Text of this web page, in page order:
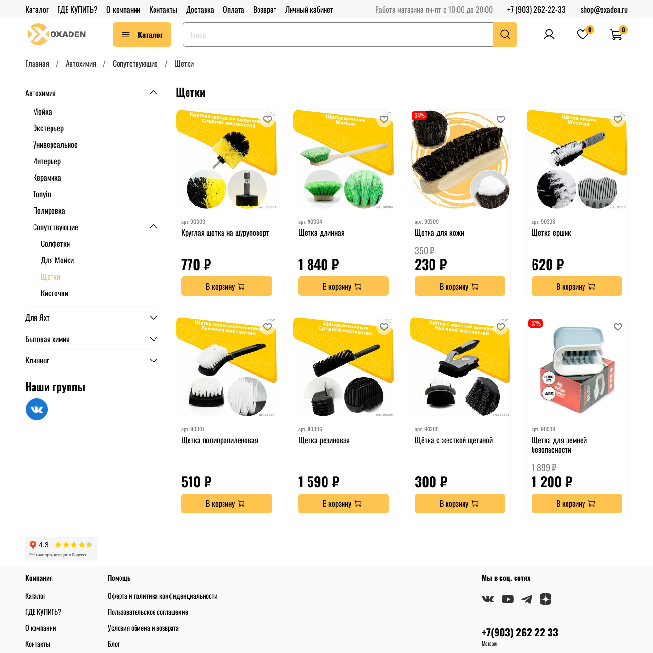
Каталог ГДЕ КУПИТЬ? О компании Контакты Доставка Оплата Возврат Личный кабинет Работа магазина пн-пт с 10:00 до 20:00 +7 (903) 262-22-33 shop@oxaden.ru
Каталог 0 0
Главная Автохимия Сопутствующие Щетки
Щетки
арт.90303
Круглая щетка на шуруповерт
770 ₽
В корзину
арт.90304
Щетка длинная
1 840 ₽
В корзину
-34%
арт.90309
Щетка для кожи
350 ₽
230 ₽
В корзину
арт.90308
Щетка ершик
620 ₽
В корзину
арт.90307
Щетка полипропиленовая
510 ₽
В корзину
арт.90306
Щетка резиновая
1 590 ₽
В корзину
арт.90305
Щётка с жесткой щетиной
300 ₽
В корзину
-37%
арт.90508
Щетка для ремней
безопасности
1 899 ₽
1 200 ₽
В корзину
Автохимия
Мойка
Экстерьер
Универсальное
Интерьер
Керамика
Tonyin
Полировка
Сопутствующие
Солфетки
Для Мойки
Щетки
Кисточки
Для Яхт
Бытовая химия
Клининг
Наши группы
Компания
Каталог
ГДЕ КУПИТЬ?
О компании
Контакты
Помощь
Оферта и политика конфиденциальности
Пользовательское соглашение
Условия обмена и возврата
Блог
Мы в соц. сетях
+7(903) 262 22 33
Магазин